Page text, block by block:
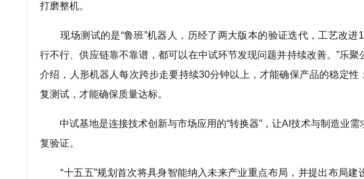
打磨整机。
现场测试的是“鲁班”机器人，历经了两大版本的验证迭代，工艺改进
行不行、供应链靠不靠谱，都可以在中试环节发现问题并持续改善。”乐聚
介绍，人形机器人每次跨步走要持续30分钟以上，才能确保产品的稳定性
复测试，才能确保质量达标。
中试基地是连接技术创新与市场应用的“转换器”，让AI技术与制造业需
复验证。
“十五五”规划首次将具身智能纳入未来产业重点布局，并提出布局建